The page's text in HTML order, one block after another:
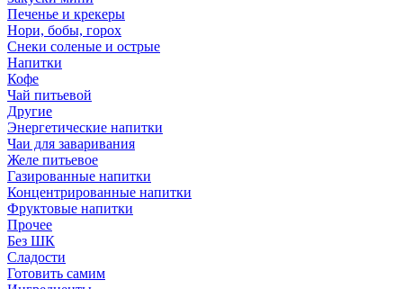
Печенье и крекеры
Нори, бобы, горох
Снеки соленые и острые
Напитки
Кофе
Чай питьевой
Другие
Энергетические напитки
Чаи для заваривания
Желе питьевое
Газированные напитки
Концентрированные напитки
Фруктовые напитки
Прочее
Без ШК
Сладости
Готовить самим